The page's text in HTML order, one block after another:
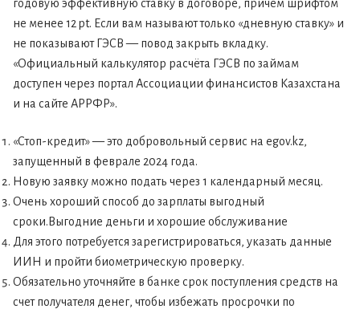
годовую эффективную ставку в договоре, причём шрифтом
не менее 12 pt. Если вам называют только «дневную ставку» и
не показывают ГЭСВ — повод закрыть вкладку.
«Официальный калькулятор расчёта ГЭСВ по займам
доступен через портал Ассоциации финансистов Казахстана
и на сайте АРРФР».
«Стоп-кредит» — это добровольный сервис на egov.kz,
запущенный в феврале 2024 года.
Новую заявку можно подать через 1 календарный месяц.
Очень хороший способ до зарплаты выгодный
сроки.Выгодние деньги и хорошие обслуживание
Для этого потребуется зарегистрироваться, указать данные
ИИН и пройти биометрическую проверку.
Обязательно уточняйте в банке срок поступления средств на
счет получателя денег, чтобы избежать просрочки по